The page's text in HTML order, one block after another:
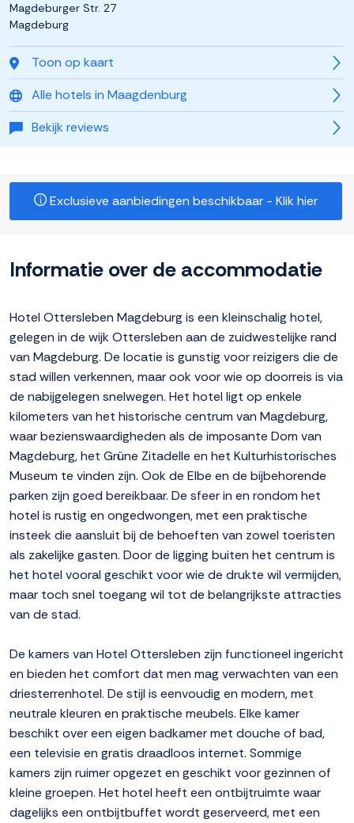
Toon op kaart
Alle hotels in Maagdenburg
Bekijk reviews
Magdeburger Str. 27
Magdeburg
Exclusieve aanbiedingen beschikbaar - Klik hier
Informatie over de accommodatie
Hotel Ottersleben Magdeburg is een kleinschalig hotel,
gelegen in de wijk Ottersleben aan de zuidwestelijke rand
van Magdeburg. De locatie is gunstig voor reizigers die de
stad willen verkennen, maar ook voor wie op doorreis is via
de nabijgelegen snelwegen. Het hotel ligt op enkele
kilometers van het historische centrum van Magdeburg,
waar bezienswaardigheden als de imposante Dom van
Magdeburg, het Grüne Zitadelle en het Kulturhistorisches
Museum te vinden zijn. Ook de Elbe en de bijbehorende
parken zijn goed bereikbaar. De sfeer in en rondom het
hotel is rustig en ongedwongen, met een praktische
insteek die aansluit bij de behoeften van zowel toeristen
als zakelijke gasten. Door de ligging buiten het centrum is
het hotel vooral geschikt voor wie de drukte wil vermijden,
maar toch snel toegang wil tot de belangrijkste attracties
van de stad.
De kamers van Hotel Ottersleben zijn functioneel ingericht
en bieden het comfort dat men mag verwachten van een
driesterrenhotel. De stijl is eenvoudig en modern, met
neutrale kleuren en praktische meubels. Elke kamer
beschikt over een eigen badkamer met douche of bad,
een televisie en gratis draadloos internet. Sommige
kamers zijn ruimer opgezet en geschikt voor gezinnen of
kleine groepen. Het hotel heeft een ontbijtruimte waar
dagelijks een ontbijtbuffet wordt geserveerd, met een